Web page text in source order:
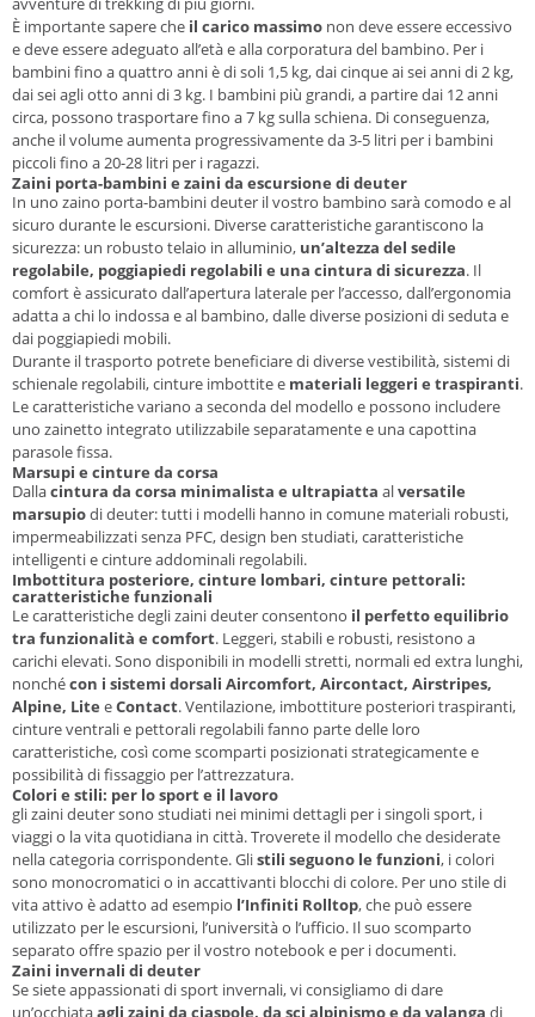
È importante sapere che il carico massimo non deve essere eccessivo
e deve essere adeguato all’età e alla corporatura del bambino. Per i
bambini fino a quattro anni è di soli 1,5 kg, dai cinque ai sei anni di 2 kg,
dai sei agli otto anni di 3 kg. I bambini più grandi, a partire dai 12 anni
circa, possono trasportare fino a 7 kg sulla schiena. Di conseguenza,
anche il volume aumenta progressivamente da 3-5 litri per i bambini
piccoli fino a 20-28 litri per i ragazzi.
Zaini porta-bambini e zaini da escursione di deuter
In uno zaino porta-bambini deuter il vostro bambino sarà comodo e al
sicuro durante le escursioni. Diverse caratteristiche garantiscono la
sicurezza: un robusto telaio in alluminio, un’altezza del sedile
regolabile, poggiapiedi regolabili e una cintura di sicurezza. Il
comfort è assicurato dall’apertura laterale per l’accesso, dall’ergonomia
adatta a chi lo indossa e al bambino, dalle diverse posizioni di seduta e
dai poggiapiedi mobili.
Durante il trasporto potrete beneficiare di diverse vestibilità, sistemi di
schienale regolabili, cinture imbottite e materiali leggeri e traspiranti.
Le caratteristiche variano a seconda del modello e possono includere
uno zainetto integrato utilizzabile separatamente e una capottina
parasole fissa.
Marsupi e cinture da corsa
Dallacintura da corsa minimalista e ultrapiatta alversatile
marsupiodi deuter: tutti i modelli hanno in comune materiali robusti,
impermeabilizzati senza PFC, design ben studiati, caratteristiche
intelligenti e cinture addominali regolabili.
Imbottitura posteriore, cinture lombari, cinture pettorali:
caratteristiche funzionali
Le caratteristiche degli zaini deuter consentono il perfetto equilibrio
tra funzionalità e comfort. Leggeri, stabili e robusti, resistono a
carichi elevati. Sono disponibili in modelli stretti, normali ed extra lunghi,
nonchécon i sistemi dorsali Aircomfort, Aircontact, Airstripes,
Alpine, Lite eContact. Ventilazione, imbottiture posteriori traspiranti,
cinture ventrali e pettorali regolabili fanno parte delle loro
caratteristiche, così come scomparti posizionati strategicamente e
possibilità di fissaggio per l’attrezzatura.
Colori e stili: per lo sport e il lavoro
gli zaini deuter sono studiati nei minimi dettagli per i singoli sport, i
viaggi o la vita quotidiana in città. Troverete il modello che desiderate
nella categoria corrispondente. Glistili seguono le funzioni, i colori
sono monocromatici o in accattivanti blocchi di colore. Per uno stile di
vita attivo è adatto ad esempio l’Infiniti Rolltop, che può essere
utilizzato per le escursioni, l’università o l’ufficio. Il suo scomparto
separato offre spazio per il vostro notebook e per i documenti.
Zaini invernali di deuter
Se siete appassionati di sport invernali, vi consigliamo di dare
un’occhiataagli zaini da ciaspole, da sci alpinismo e da valanga di